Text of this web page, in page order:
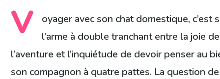
V
oyager avec son chat domestique, c’est
l’arme à double tranchant entre la joie
l’aventure et l’inquiétude de devoir penser au
son compagnon à quatre pattes. La question